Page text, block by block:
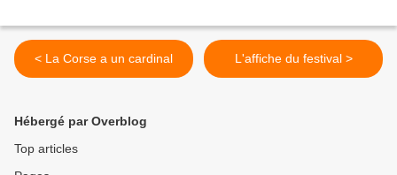
< La Corse a un cardinal L'affiche du festival >
Hébergé par Overblog
Top articles